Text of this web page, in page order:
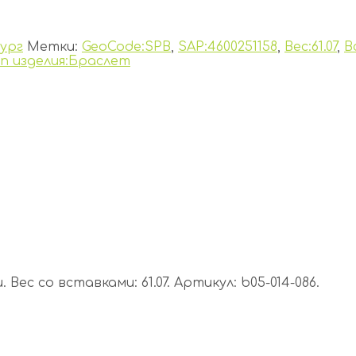
Метки: GeoCode:SPB, SAP:4600251158, Вес:61.07,
изделия:Браслет
со вставками: 61.07. Артикул: b05-014-086.